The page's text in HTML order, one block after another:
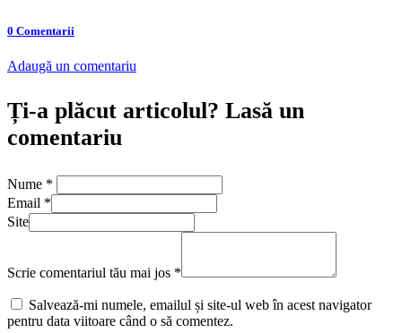
0 Comentarii
Adaugă un comentariu
Ți-a plăcut articolul? Lasă un
comentariu
Nume *
Email *
Site
Scrie comentariul tău mai jos *
Salvează-mi numele, emailul și site-ul web în acest navigator
pentru data viitoare când o să comentez.